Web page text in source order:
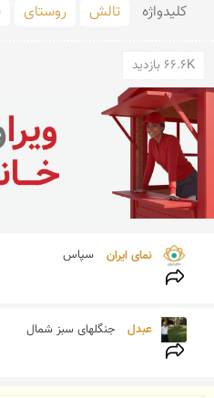
کلید‌واژه تالش روستای
66.6K بازدید
نمای ایران سپاس
عبدل جنگلهای سبز شمال